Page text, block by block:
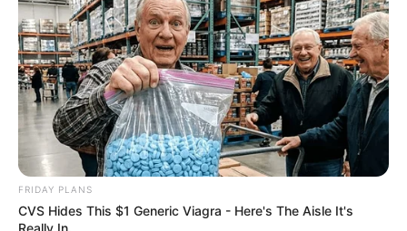
FRIDAY PLANS
CVS Hides This $1 Generic Viagra - Here's The Aisle It's
Really In.